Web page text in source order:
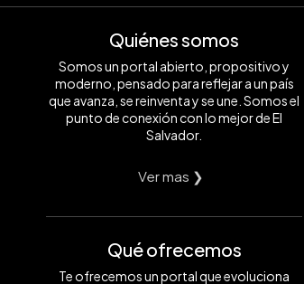
Quiénes somos
Somos un portal abierto, propositivo y
moderno, pensado para reflejar a un país
que avanza, se reinventa y se une. Somos el
punto de conexión con lo mejor de El
Salvador.
Ver mas ❯
Qué ofrecemos
Te ofrecemos un portal que evoluciona